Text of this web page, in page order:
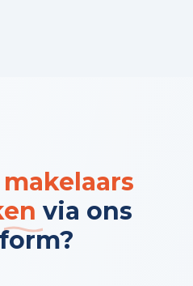
makelaars
via ons